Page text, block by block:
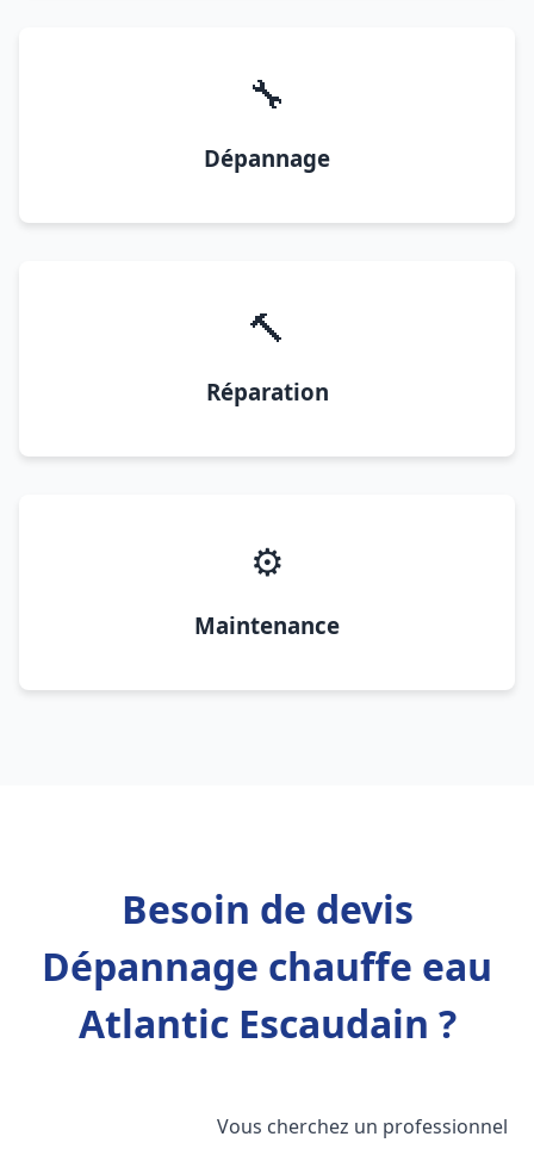
🔧
Dépannage
🔨
Réparation
⚙️
Maintenance
Besoin de devis
Dépannage chauffe eau
Atlantic Escaudain ?
Vous cherchez un professionnel